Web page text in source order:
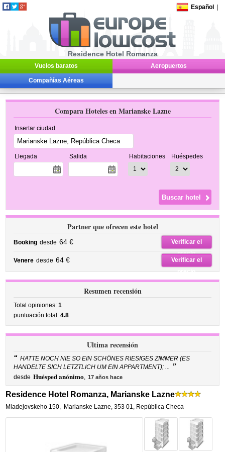
Español
Residence Hotel Romanza
Vuelos baratos Aeropuertos
Compañías Aéreas
Compara Hoteles en Marianske Lazne
Insertar ciudad
Llegada Salida Habitaciones Huéspedes
Partner que ofrecen este hotel
Booking desde 64 €
Verificar el
precio
Venere desde 64 €
Verificar el
precio
Resumen recensión
Total opiniones:1
puntuación total:4.8
Ultima recensión
“ HATTE NOCH NIE SO EIN SCHÖNES RIESIGES ZIMMER (ES
HANDELTE SICH LETZTLICH UM EIN APPARTMENT); ... ”
desde Huésped anónimo, 17 años hace
Residence Hotel Romanza, Marianske Lazne
Mladejovskeho 150, Marianske Lazne,353 01, República Checa